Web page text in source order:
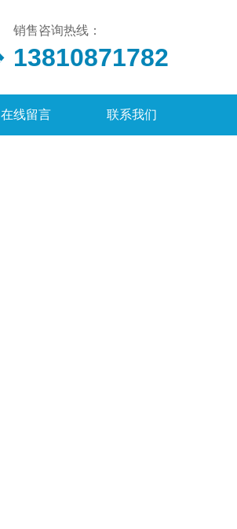
销售咨询热线：
13810871782
在线留言 联系我们